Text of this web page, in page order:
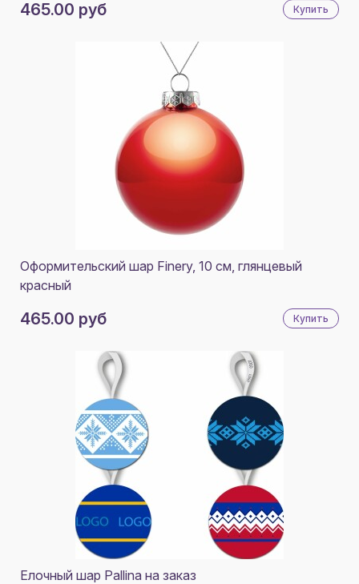
465.00 руб Купить
Оформительский шар Finery, 10 см, глянцевый
красный
465.00 руб Купить
Елочный шар Pallina на заказ